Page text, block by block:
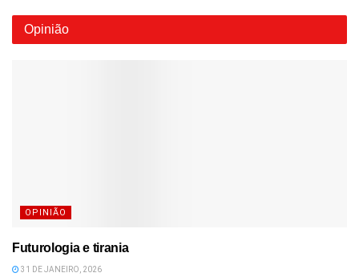
Opinião
OPINIÃO
Futurologia e tirania
31 DE JANEIRO, 2026